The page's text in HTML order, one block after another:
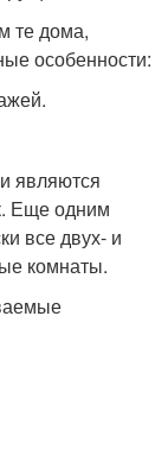
те дома,
особенности:
являются
Еще одним
все двух- и
комнаты.